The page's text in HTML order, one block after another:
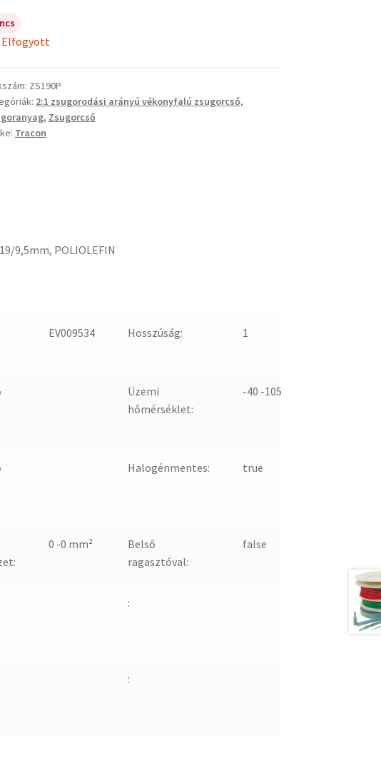
Elfogyott
ZS190P
2:1 zsugorodási arányú vékonyfalú zsugorcső,
, Zsugorcső
Tracon
19/9,5mm, POLIOLEFIN
EV009534 Hosszúság: 1
Üzemi
hőmérséklet:
-40 -105
Halogénmentes: true
0 -0 mm²
Belső
ragasztóval:
false
:
: